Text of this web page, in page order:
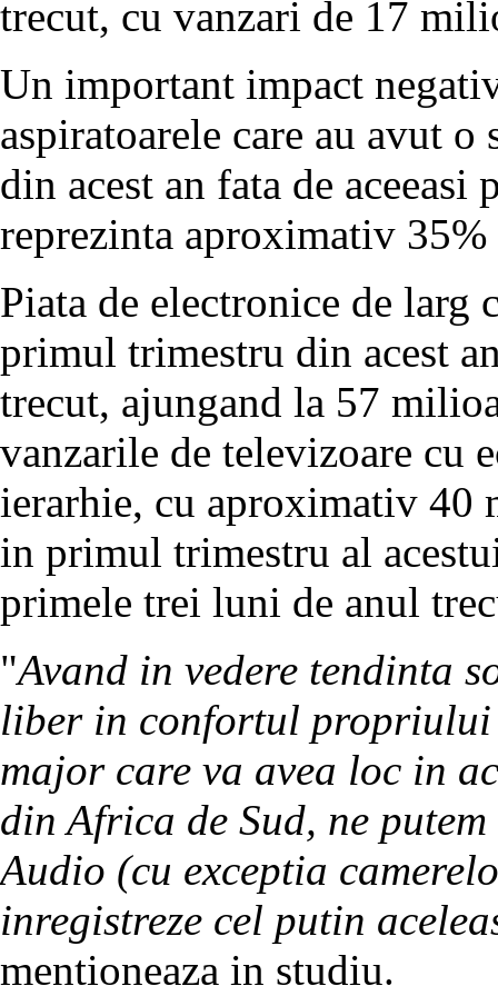
trecut, cu vanzari de 17
Un important impact
aspiratoarele care au avut
din acest an fata de
reprezinta aproximativ
Piata de electronice de larg
primul trimestru din acest
trecut, ajungand la 57
vanzarile de televizoare cu
ierarhie, cu aproximativ 40
in primul trimestru al
primele trei luni de anul
"Avand in vedere tendinta
liber in confortul propriului
major care va avea loc in
din Africa de Sud, ne
Audio (cu exceptia
inregistreze cel putin
mentioneaza in studiu.